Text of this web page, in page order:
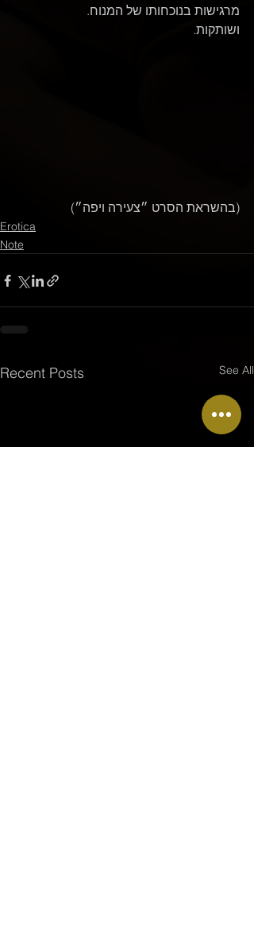
מרגישות בנוכחותו של המנוח.
ושותקות.
(בהשראת הסרט ״צעירה ויפה״)
Erotica
Note
Recent Posts See All